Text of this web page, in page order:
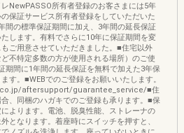
NewPASSO所有者登録のお客さまには5年
保証サービス所有者登録をしていただいた
間の標準保証期間に加え、3年間の延長保証
します。有料でさらに10年に保証期間を変
ご用意させていただきました。■住宅以外
ど不特定多数の方が使用される場所）のご使
期間に1年間の延長保証を無料で加えた3年保
す。■WEBでのご登録をお願いいたします。
aftersupport/guarantee_service/■住
、同梱のハガキでのご登録も承ります。■保
よります。電池、脱臭性能、ストレーナの
となります。着座時にスイッチを押すと、